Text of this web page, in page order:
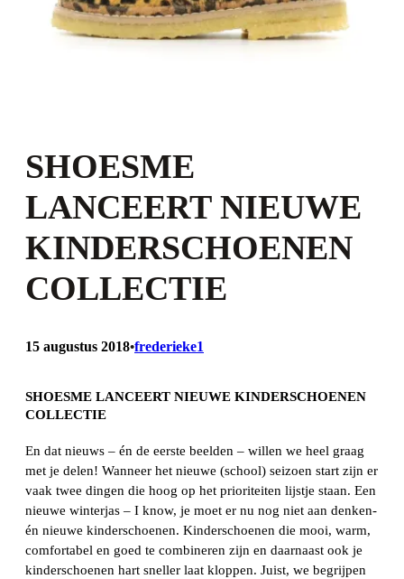
SHOESME
LANCEERT NIEUWE
KINDERSCHOENEN
COLLECTIE
15 augustus 2018•frederieke1
SHOESME LANCEERT NIEUWE KINDERSCHOENEN
COLLECTIE
En dat nieuws – én de eerste beelden – willen we heel graag
met je delen! Wanneer het nieuwe (school) seizoen start zijn er
vaak twee dingen die hoog op het prioriteiten lijstje staan. Een
nieuwe winterjas – I know, je moet er nu nog niet aan denken-
én nieuwe kinderschoenen. Kinderschoenen die mooi, warm,
comfortabel en goed te combineren zijn en daarnaast ook je
kinderschoenen hart sneller laat kloppen. Juist, we begrijpen